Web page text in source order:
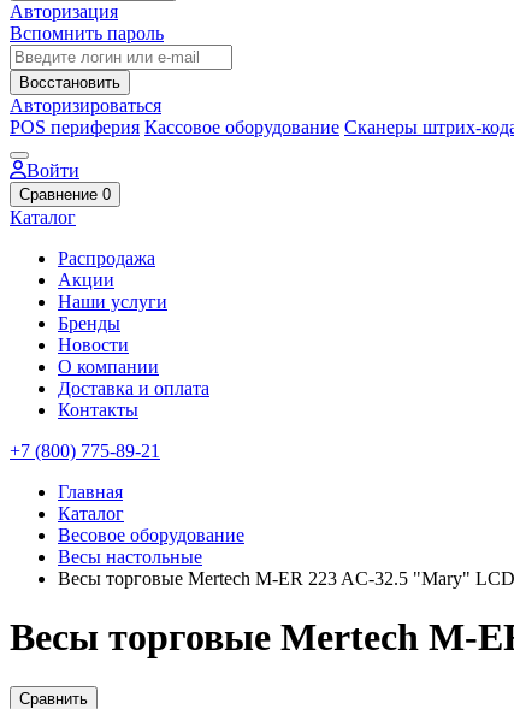
Авторизация
Вспомнить пароль
Восстановить
Авторизироваться
POS периферия Кассовое оборудование Сканеры штрих-
Войти
Сравнение 0
Каталог
Распродажа
Акции
Наши услуги
Бренды
Новости
О компании
Доставка и оплата
Контакты
+7 (800) 775-89-21
Главная
Каталог
Весовое оборудование
Весы настольные
Весы торговые Mertech M-ER 223 AC-32.5 "Mary" LCD
Весы торговые Mertech M-
Сравнить